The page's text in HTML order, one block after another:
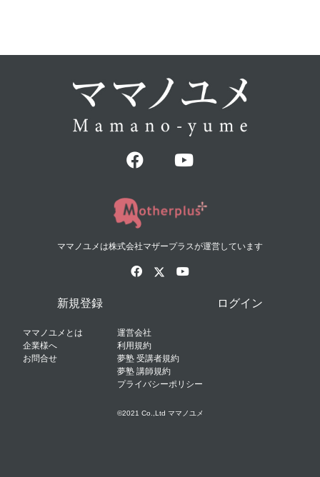
ママノユメは株式会社マザープラスが運営しています
新規登録 ログイン
ママノユメとは
企業様へ
お問合せ
運営会社
利用規約
夢塾 受講者規約
夢塾 講師規約
プライバシーポリシー
©2021 Co.,Ltd ママノユメ